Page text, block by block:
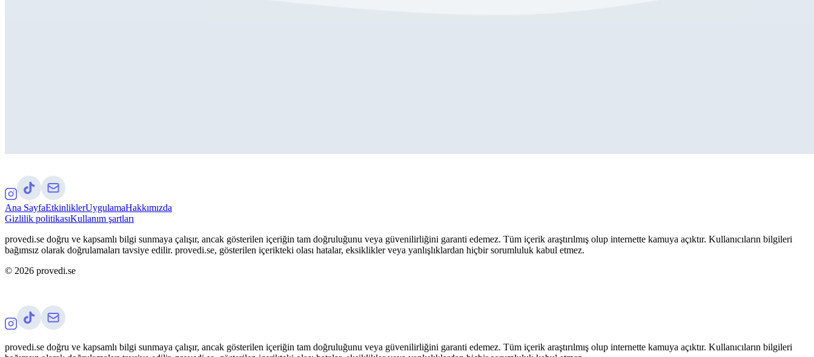
Ana SayfaEtkinliklerUygulamaHakkımızda
Gizlilik politikasıKullanım şartları
provedi.se doğru ve kapsamlı bilgi sunmaya çalışır, ancak gösterilen içeriğin tam doğruluğunu veya güvenilirliğini garanti edemez. Tüm içerik araştırılmış olup internette kamuya açıktır. Kullanıcıların bilgileri
bağımsız olarak doğrulamaları tavsiye edilir. provedi.se, gösterilen içerikteki olası hatalar, eksiklikler veya yanlışlıklardan hiçbir sorumluluk kabul etmez.
© 2026 provedi.se
provedi.se doğru ve kapsamlı bilgi sunmaya çalışır, ancak gösterilen içeriğin tam doğruluğunu veya güvenilirliğini garanti edemez. Tüm içerik araştırılmış olup internette kamuya açıktır. Kullanıcıların bilgileri